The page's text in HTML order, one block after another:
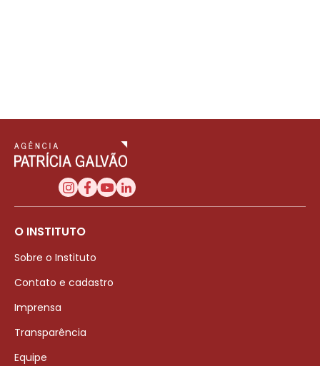
O INSTITUTO
Sobre o Instituto
Contato e cadastro
Imprensa
Transparência
Equipe